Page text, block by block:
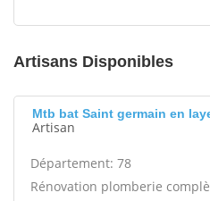
Artisans Disponibles
Mtb bat Saint germain en
Artisan
Département: 78
Rénovation plomberie